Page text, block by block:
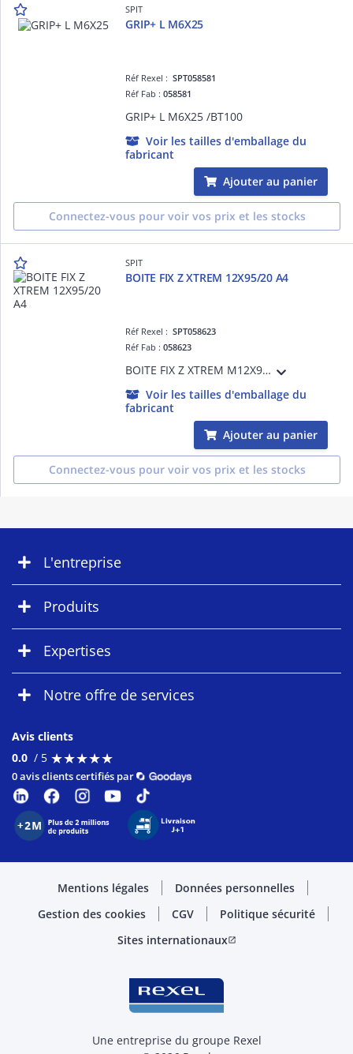
SPIT
GRIP+ L M6X25
Réf Rexel :SPT058581
Réf Fab :058581
GRIP+ L M6X25 /BT100
Voir les tailles d'emballage du
fabricant
Ajouter au panier
Connectez-vous pour voir vos prix et les stocks
SPIT
BOITE FIX Z XTREM 12X95/20 A4
Réf Rexel :SPT058623
Réf Fab :058623
BOITE FIX Z XTREM M12X95/20 A4 /BT25
Voir les tailles d'emballage du
fabricant
Ajouter au panier
Connectez-vous pour voir vos prix et les stocks
L'entreprise
Produits
Expertises
Notre offre de services
Avis clients
0.0 / 5 ★★★★★
★★★★★
0 avis clients certifiés par
Mentions légales
Données personnelles
Gestion des cookies
CGV
Politique sécurité
Sites internationauxopen_in_new
Une entreprise du groupe Rexel